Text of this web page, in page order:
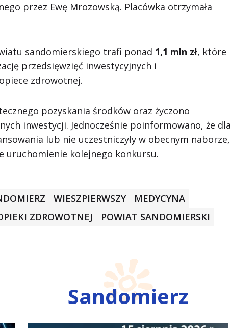
przez Ewę Mrozowską. Placówka otrzymała
sandomierskiego trafi ponad 1,1 mln zł, które
przedsięwzięć inwestycyjnych i
zdrowotnej.
pozyskania środków oraz życzono
inwestycji. Jednocześnie poinformowano, że dla
lub nie uczestniczyły w obecnym naborze,
uruchomienie kolejnego konkursu.
WIESZPIERWSZY
MEDYCYNA
ZDROWOTNEJ POWIAT SANDOMIERSKI
Sandomierz